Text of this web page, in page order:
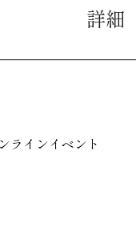
詳細
ラインイベント